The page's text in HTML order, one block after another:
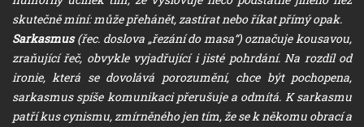
skutečně míní: může přehánět, zastírat nebo říkat přímý opak.
Sarkasmus(řec. doslova „řezání do masa“) označuje kousavou,
zraňující řeč, obvykle vyjadřující i jisté pohrdání. Na rozdíl od
ironie, která se dovolává porozumění, chce být pochopena,
sarkasmus spíše komunikaci přerušuje a odmítá. K sarkasmu
patří kus cynismu, zmírněného jen tím, že se k někomu obrací a